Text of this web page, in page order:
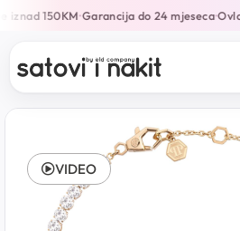
iznad 150KM•Garancija do 24 mjeseca•
VIDEO